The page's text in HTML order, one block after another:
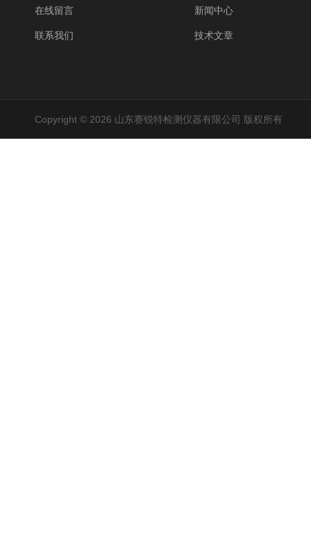
在线留言
联系我们
新闻中心
技术文章
Copyright © 2026 山东赛锐特检测仪器有限公司 版权所有